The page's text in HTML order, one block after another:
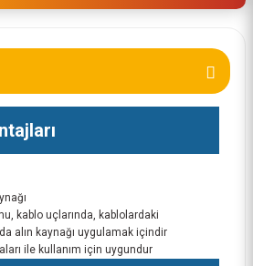
kablo uçlarında, kablolardaki
alın kaynağı uygulamak içindir
ile kullanım için uygundur